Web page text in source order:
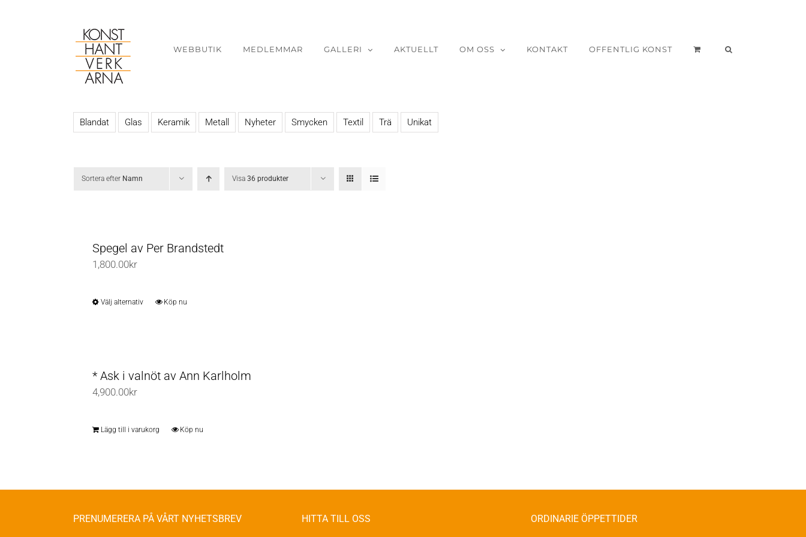
WEBBUTIK MEDLEMMAR GALLERI AKTUELLT OM OSS KONTAKT OFFENTLIG KONST
Blandat Glas Keramik Metall Nyheter Smycken Textil Trä Unikat
Sortera efter Namn Visa 36 produkter
Spegel av Per Brandstedt
1,800.00kr
Välj alternativ
Den
flera
på
Köp nu
* Ask i valnöt av Ann Karlholm
4,900.00kr
Lägg till i varukorg Köp nu
PRENUMERERA PÅ VÅRT NYHETSBREV HITTA TILL OSS ORDINARIE ÖPPETTIDER